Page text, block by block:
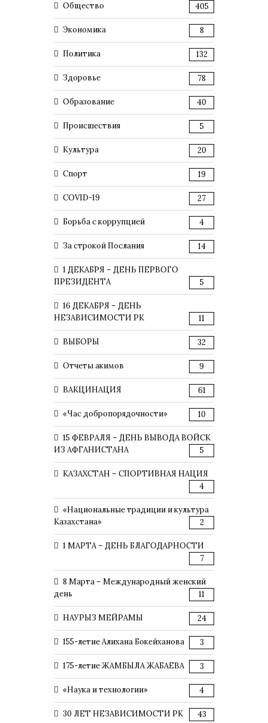
Общество 405
Экономика 8
Политика 132
Здоровье 78
Образование 40
Происшествия 5
Культура 20
Спорт 19
COVID-19 27
Борьба с коррупцией 4
За строкой Послания 14
1 ДЕКАБРЯ – ДЕНЬ ПЕРВОГО
ПРЕЗИДЕНТА
5
16 ДЕКАБРЯ – ДЕНЬ
НЕЗАВИСИМОСТИ РК
11
ВЫБОРЫ 32
Отчеты акимов 9
ВАКЦИНАЦИЯ 61
«Час добропорядочности» 10
15 ФЕВРАЛЯ – ДЕНЬ ВЫВОДА ВОЙСК
ИЗ АФГАНИСТАНА
5
КАЗАХСТАН – СПОРТИВНАЯ НАЦИЯ
4
«Национальные традиции и культура
Казахстана»
2
1 МАРТА – ДЕНЬ БЛАГОДАРНОСТИ
7
8 Марта – Международный женский
день
11
НАУРЫЗ МЕЙРАМЫ 24
155-летие Алихана Бокейханова 3
175-летие ЖАМБЫЛА ЖАБАЕВА 3
«Наука и технологии» 4
30 ЛЕТ НЕЗАВИСИМОСТИ РК 43